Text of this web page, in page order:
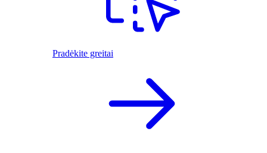
Pradėkite greitai